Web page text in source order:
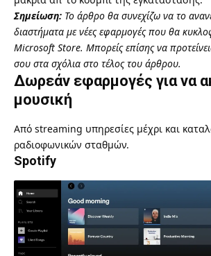
Σημείωση: Το άρθρο θα συνεχίζω να το
διαστήματα με νέες εφαρμογές που θα
Microsoft Store. Μπορείς επίσης να
σου στα σχόλια στο τέλος του άρθρου.
Δωρεάν εφαρμογές για να
μουσική
Από streaming υπηρεσίες μέχρι και
ραδιοφωνικών σταθμών.
Spotify